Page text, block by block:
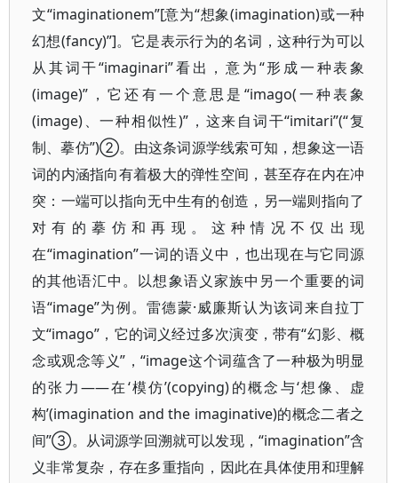
文“imaginationem”[意为“想象(imagination)或一种
幻想(fancy)”]。它是表示行为的名词，这种行为可以
从其词干“imaginari”看出，意为“形成一种表象
(image)”，它还有一个意思是“imago(一种表象
(image)、一种相似性)”，这来自词干“imitari”(“复
制、摹仿”)②。由这条词源学线索可知，想象这一语
词的内涵指向有着极大的弹性空间，甚至存在内在冲
突：一端可以指向无中生有的创造，另一端则指向了
对有的摹仿和再现。这种情况不仅出现
在“imagination”一词的语义中，也出现在与它同源
的其他语汇中。以想象语义家族中另一个重要的词
语“image”为例。雷德蒙·威廉斯认为该词来自拉丁
文“imago”，它的词义经过多次演变，带有“幻影、概
念或观念等义”，“image这个词蕴含了一种极为明显
的张力——在‘模仿’(copying)的概念与‘想像、虚
构’(imagination and the imaginative)的概念二者之
间”③。从词源学回溯就可以发现，“imagination”含
义非常复杂，存在多重指向，因此在具体使用和理解